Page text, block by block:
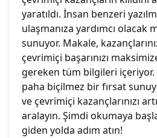
yaratıldı. İnsan benzeri
ulaşmanıza yardımcı olacak
sunuyor. Makale,
çevrimiçi başarınızı
gereken tüm bilgileri içeriyor.
paha biçilmez bir fırsat
ve çevrimiçi kazançlarınızı
aralayın. Şimdi okumaya
giden yolda adım atın!